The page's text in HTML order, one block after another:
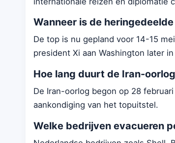
Wanneer is de
De top is nu gepland voor 14-15
president Xi aan Washington later
Hoe lang duurt de Iran-
De Iran-oorlog begon op 28
aankondiging van het topuitstel.
Welke bedrijven evacueren